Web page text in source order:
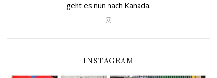
geht es nun nach Kanada.
INSTAGRAM